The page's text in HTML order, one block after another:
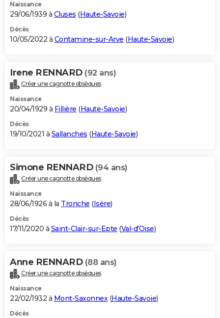
Naissance
29/06/1939 à Cluses (Haute-Savoie)
Décès
10/05/2022 à Contamine-sur-Arve (Haute-Savoie)
Irene RENNARD (92 ans)
Créer une cagnotte obsèques
Naissance
20/04/1929 à Fillière (Haute-Savoie)
Décès
19/10/2021 à Sallanches (Haute-Savoie)
Simone RENNARD (94 ans)
Créer une cagnotte obsèques
Naissance
28/06/1926 à la Tronche (Isère)
Décès
17/11/2020 à Saint-Clair-sur-Epte (Val-d'Oise)
Anne RENNARD (88 ans)
Créer une cagnotte obsèques
Naissance
22/02/1932 à Mont-Saxonnex(Haute-Savoie)
Décès